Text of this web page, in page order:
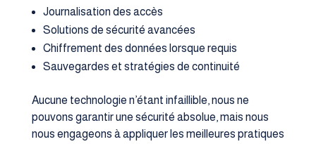
Journalisation des accès
Solutions de sécurité avancées
Chiffrement des données lorsque requis
Sauvegardes et stratégies de continuité
Aucune technologie n’étant infaillible, nous ne
pouvons garantir une sécurité absolue, mais nous
nous engageons à appliquer les meilleures pratiques